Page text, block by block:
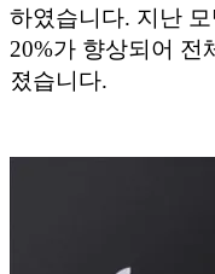
하였습니다. 지난
20%가 향상되어 전
졌습니다.